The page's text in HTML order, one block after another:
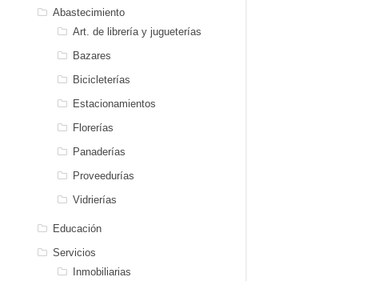
Abastecimiento
Art. de librería y jugueterías
Bazares
Bicicleterías
Estacionamientos
Florerías
Panaderías
Proveedurías
Vidrierías
Educación
Servicios
Inmobiliarias